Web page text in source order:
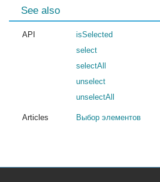
See also
API
isSelected
select
selectAll
unselect
unselectAll
Articles Выбор элементов